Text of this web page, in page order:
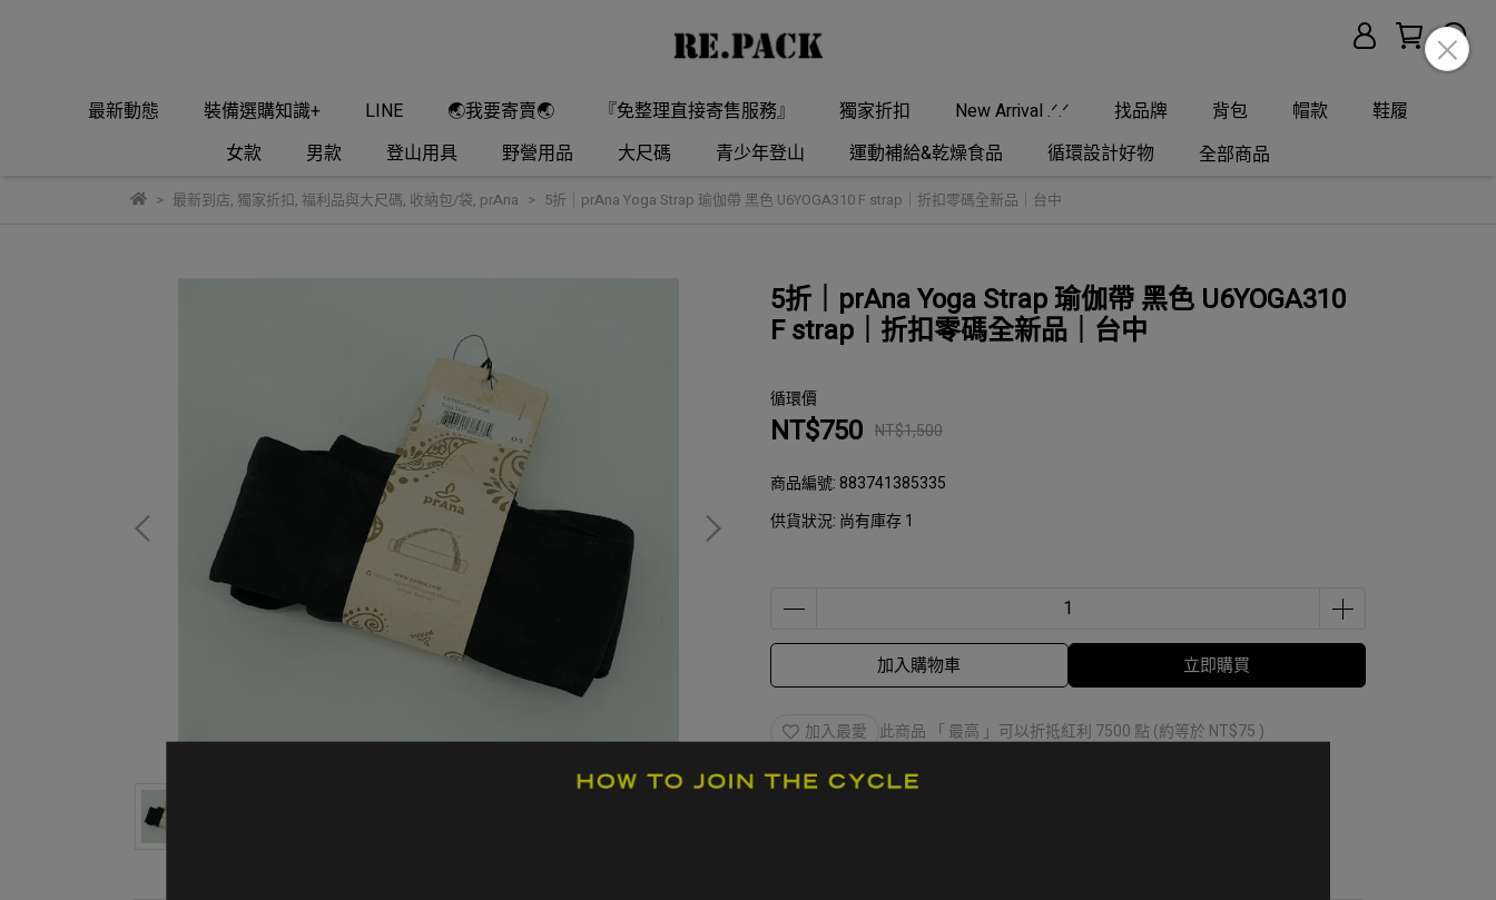
最新動態 裝備選購知識+ LINE 🌏我要寄賣🌏 『免整理直接寄售服務』 獨家折扣 New Arrival .ᐟ.ᐟ 找品牌 背包 帽款
鞋履
女款
男款 登山用具 野營用品 大尺碼 青少年登山 運動補給&乾燥食品 循環設計好物 全部商品
最新到店, 獨家折扣, 福利品與大尺碼, 收納包/袋, prAna 5折｜prAna Yoga Strap 瑜伽帶 黑色 U6YOGA310 F strap｜折扣零碼全新品｜台中
5折｜prAna Yoga Strap 瑜伽帶 黑色 U6YOGA310
F strap｜折扣零碼全新品｜台中
循環價
NT$750 NT$1,500
商品編號:883741385335
供貨狀況: 尚有庫存 1
加入購物車 立即購買
加入最愛 此商品 「 最高 」可以折抵紅利 7500 點 (約等於 NT$75 )